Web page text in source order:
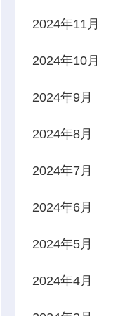
2024年11月
2024年10月
2024年9月
2024年8月
2024年7月
2024年6月
2024年5月
2024年4月